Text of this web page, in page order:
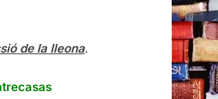
de la lleona.